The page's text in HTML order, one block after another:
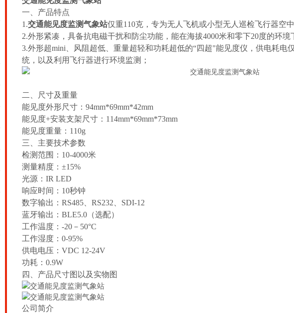
一、产品特点
1.交通能见度监测气象站仅重110克，专为无人飞机或小型无人巡检飞行器空
2.外形紧凑，具备抗电磁干扰和防尘功能，能在海拔4000米和零下20度的环境
3.外形超mini、风阻超低、重量超轻和功耗超低的“四超"能见度仪，供电耗电
统，以及利用飞行器进行环境监测；
二、尺寸及重量
能见度外形尺寸：94mm*69mm*42mm
能见度+安装支架尺寸：114mm*69mm*73mm
能见度重量：110g
三、主要技术参数
检测范围：10-4000米
测量精度：±15%
光源：IR LED
响应时间：10秒钟
数字输出：RS485、RS232、SDI-12
蓝牙输出：BLE5.0（选配）
工作温度：-20－50°C
工作湿度：0-95%
供电电压：VDC 12-24V
功耗：0.9W
四、产品尺寸图以及实物图
公司简介